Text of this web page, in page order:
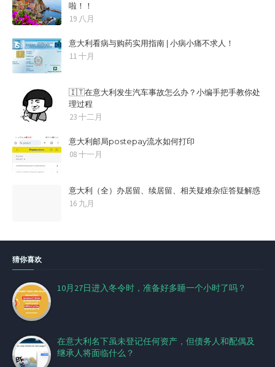
啦！！
19 八月
意大利看病与购药实用指南 | 小病小痛不求人！
11 十月
🇮🇹在意大利发生汽车事故怎么办？小编手把手教你处
理过程
23 十二月
意大利邮局postepay流水如何打印
08 十一月
意大利（全）办居留、续居留、相关疑难杂症答疑解惑
16 九月
猜你喜欢
10月27日进入冬令时，准备好多睡一个小时了吗？
在意大利名下虽未登记任何资产，但债务人和配偶及
继承人将面临什么？